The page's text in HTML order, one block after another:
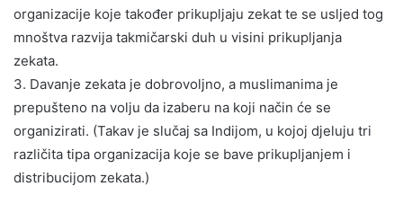
organizacije koje također prikupljaju zekat te se usljed tog
mnoštva razvija takmičarski duh u visini prikupljanja
zekata.
3. Davanje zekata je dobrovoljno, a muslimanima je
prepušteno na volju da izaberu na koji način će se
organizirati. (Takav je slučaj sa Indijom, u kojoj djeluju tri
različita tipa organizacija koje se bave prikupljanjem i
distribucijom zekata.)